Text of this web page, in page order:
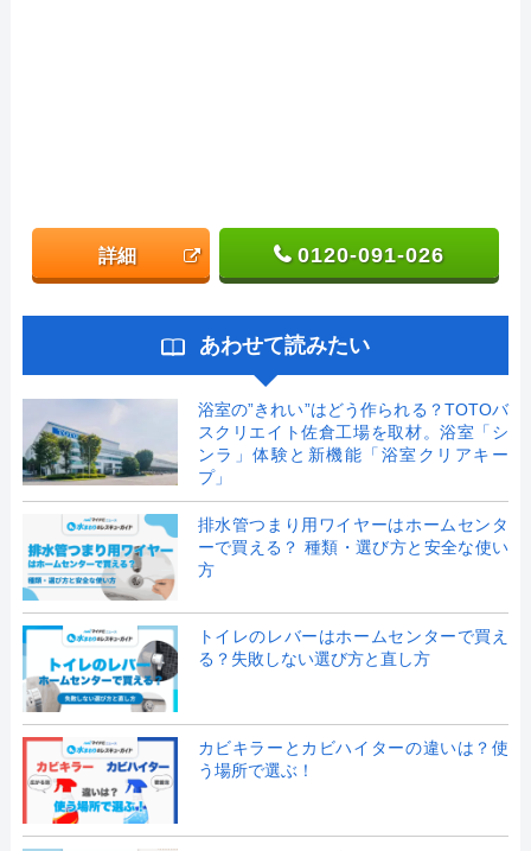
詳細 0120-091-026
あわせて読みたい
浴室の”きれい”はどう作られる？TOTOバ
スクリエイト佐倉工場を取材。浴室「シ
ンラ」体験と新機能「浴室クリアキー
プ」
排水管つまり用ワイヤーはホームセンタ
ーで買える？ 種類・選び方と安全な使い
方
トイレのレバーはホームセンターで買え
る？失敗しない選び方と直し方
カビキラーとカビハイターの違いは？使
う場所で選ぶ！